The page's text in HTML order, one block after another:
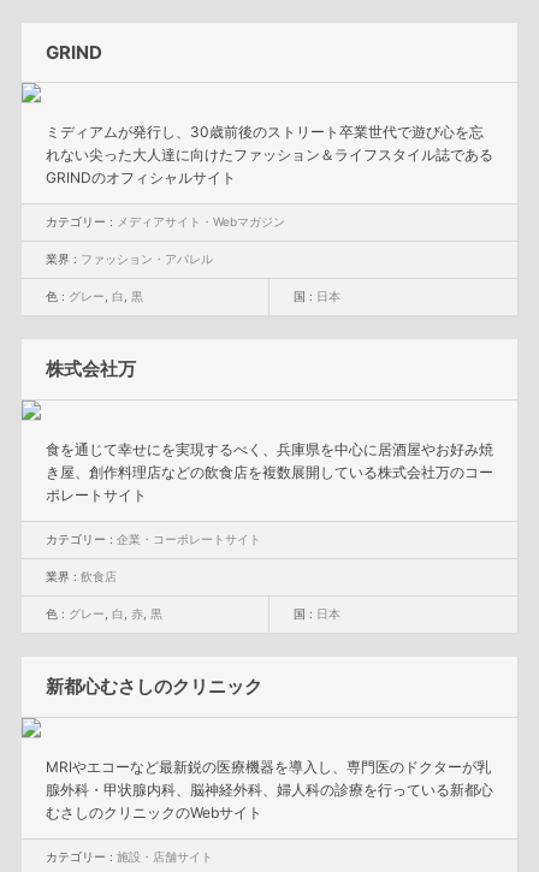
GRIND
ミディアムが発行し、30歳前後のストリート卒業世代で遊び心を忘
れない尖った大人達に向けたファッション＆ライフスタイル誌である
GRINDのオフィシャルサイト
カテゴリー : メディアサイト・Webマガジン
業界 : ファッション・アパレル
色 : グレー 白 黒 国 : 日本
株式会社万
食を通じて幸せにを実現するべく、兵庫県を中心に居酒屋やお好み焼
き屋、創作料理店などの飲食店を複数展開している株式会社万のコー
ポレートサイト
カテゴリー : 企業・コーポレートサイト
業界 : 飲食店
色 : グレー 白 赤, 黒 国 : 日本
新都心むさしのクリニック
MRIやエコーなど最新鋭の医療機器を導入し、専門医のドクターが乳
腺外科・甲状腺内科、脳神経外科、婦人科の診療を行っている新都心
むさしのクリニックのWebサイト
カテゴリー : 施設・店舗サイト